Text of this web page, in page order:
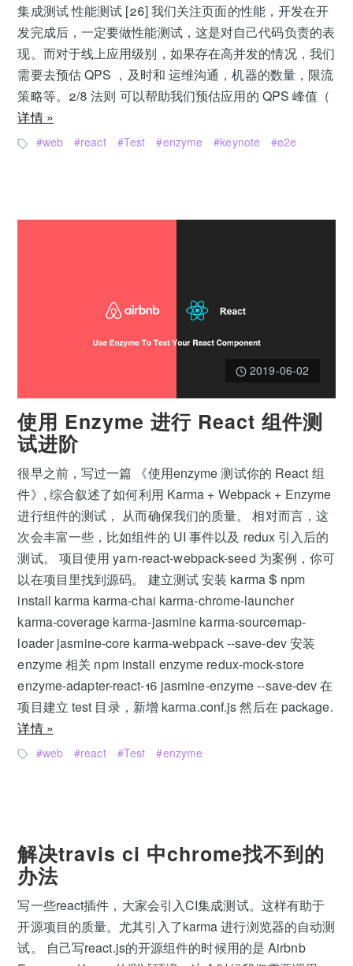
集成测试 性能测试 [26] 我们关注页面的性能，开发在开
发完成后，一定要做性能测试，这是对自己代码负责的表
现。而对于线上应用级别，如果存在高并发的情况，我们
需要去预估 QPS ，及时和 运维沟通，机器的数量，限流
策略等。2/8 法则 可以帮助我们预估应用的 QPS 峰值（
详情 »
web react Test enzyme keynote e2e
2019-06-02
使用 Enzyme 进行 React 组件测
试进阶
很早之前，写过一篇 《使用enzyme 测试你的 React 组
件》, 综合叙述了如何利用 Karma + Webpack + Enzyme
进行组件的测试， 从而确保我们的质量。 相对而言，这
次会丰富一些，比如组件的 UI 事件以及 redux 引入后的
测试。 项目使用 yarn-react-webpack-seed 为案例，你可
以在项目里找到源码。 建立测试 安装 karma $ npm
install karma karma-chai karma-chrome-launcher
karma-coverage karma-jasmine karma-sourcemap-
loader jasmine-core karma-webpack --save-dev 安装
enzyme 相关 npm install enzyme redux-mock-store
enzyme-adapter-react-16 jasmine-enzyme --save-dev 在
项目建立 test 目录，新增 karma.conf.js 然后在 package.
详情 »
web react Test enzyme
解决travis ci 中chrome找不到的
办法
写一些react插件，大家会引入CI集成测试。这样有助于
开源项目的质量。尤其引入了karma 进行浏览器的自动测
试。 自己写react.js的开源组件的时候用的是 Airbnb